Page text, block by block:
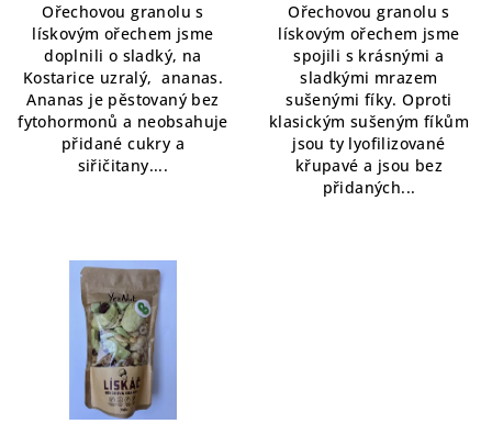
Ořechovou granolu s
lískovým ořechem jsme
doplnili o sladký, na
Kostarice uzralý, ananas.
Ananas je pěstovaný bez
fytohormonů a neobsahuje
přidané cukry a
siřičitany....
Ořechovou granolu s
lískovým ořechem jsme
spojili s krásnými a
sladkými mrazem
sušenými fíky. Oproti
klasickým sušeným fíkům
jsou ty lyofilizované
křupavé a jsou bez
přidaných...